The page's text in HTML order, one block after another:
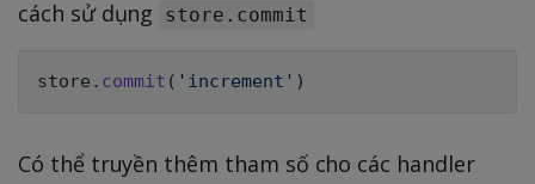
cách sử dụng
store.commit
store . commit ( 'increment' )
Có thể truyền thêm tham số cho các handler